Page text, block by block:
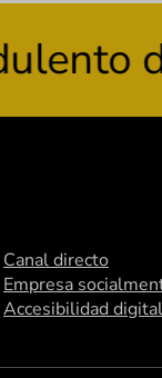
de
Canal directo
Empresa
Accesibilidad digital